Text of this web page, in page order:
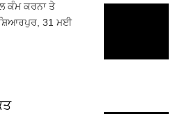
ਕੰਮ ਕਰਨਾ ਤੇ
31 ਮਈ